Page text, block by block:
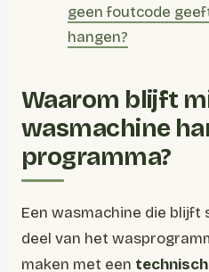
geen foutcode
hangen?
Waarom blijft
wasmachine
programma?
Een wasmachine die blijft
deel van het
maken met een